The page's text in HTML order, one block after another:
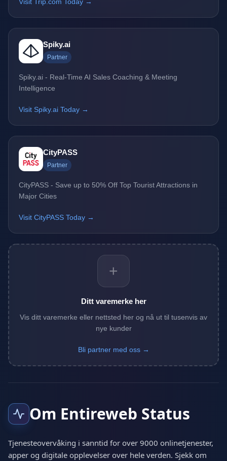
Visit Trip.com Today →
Spiky.ai
Partner
Spiky.ai - Real-Time AI Sales Coaching & Meeting
Intelligence
Visit Spiky.ai Today →
CityPASS
Partner
CityPASS - Save up to 50% Off Top Tourist Attractions in
Major Cities
Visit CityPASS Today →
+
Ditt varemerke her
Vis ditt varemerke eller nettsted her og nå ut til tusenvis av
nye kunder
Bli partner med oss →
Om Entireweb Status
Tjenesteovervåking i sanntid for over 9000 onlinetjenester,
apper og digitale opplevelser over hele verden. Sjekk om